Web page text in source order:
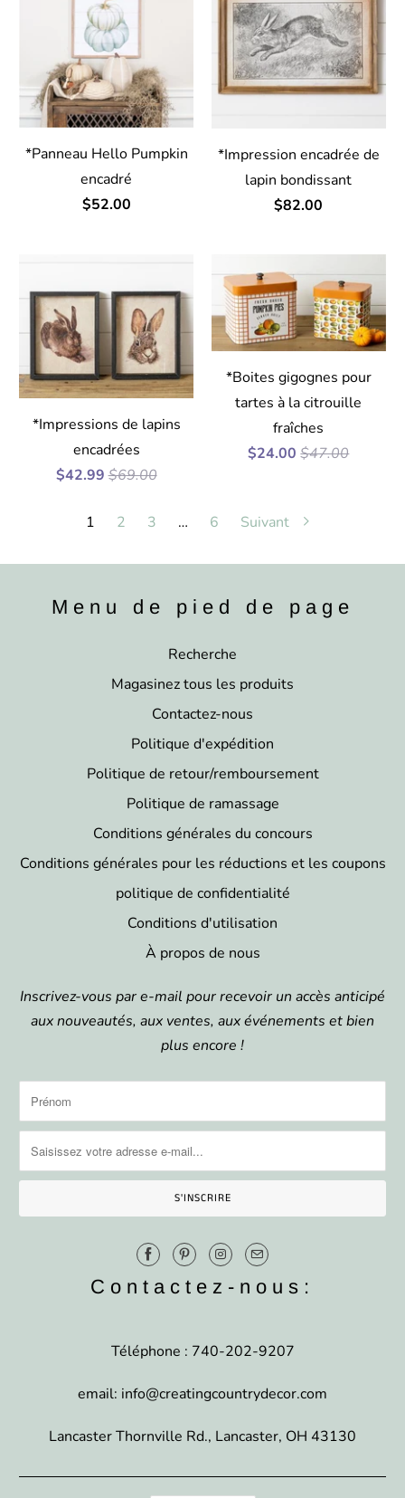
*Panneau Hello Pumpkin
encadré
$52.00
*Impression encadrée de
lapin bondissant
$82.00
*Impressions de lapins
encadrées
$42.99$69.00
*Boites gigognes pour
tartes à la citrouille
fraîches
$24.00$47.00
1 2 3 … 6 Suivant
Menu de pied de page
Recherche
Magasinez tous les produits
Contactez-nous
Politique d'expédition
Politique de retour/remboursement
Politique de ramassage
Conditions générales du concours
Conditions générales pour les réductions et les coupons
politique de confidentialité
Conditions d'utilisation
À propos de nous
Inscrivez-vous par e-mail pour recevoir un accès anticipé
aux nouveautés, aux ventes, aux événements et bien
plus encore !
Contactez-nous:
Téléphone : 740-202-9207
email: info@creatingcountrydecor.com
Lancaster Thornville Rd., Lancaster, OH 43130